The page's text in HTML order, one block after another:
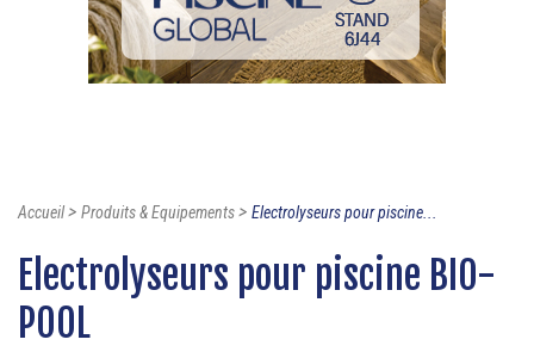
Accueil> Produits & Equipements> Electrolyseurs pour piscine...
Electrolyseurs pour piscine BIO-
POOL